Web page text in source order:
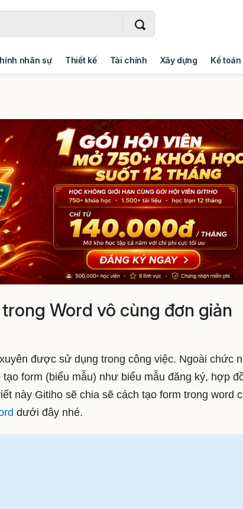
nhân sự Thiết kế Tài chính Xây dựng Kế toán
Word vô cùng đơn giản
được sử dụng trong công việc. Ngoài chức
form (biểu mẫu) như biểu mẫu đăng ký, hợp
này Gitiho sẽ chia sẽ cách tạo form trong word
dưới đây nhé.